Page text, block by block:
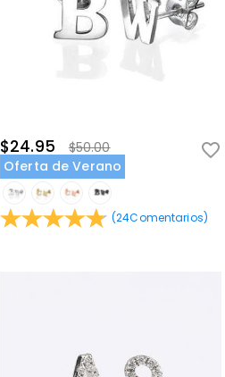
$24.95
$50.00
Oferta de Verano
(24Comentarios)